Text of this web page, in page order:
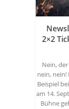
2×2
Nein,
nein, nein!
Beispiel
am 14.
Bühne